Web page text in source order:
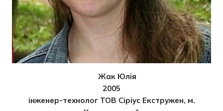
Жак Юлія
2005
інженер-технолог ТОВ Сіріус Екстружен, м.